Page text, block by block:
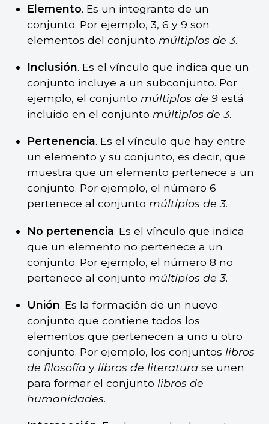
Elemento. Es un integrante de un
conjunto. Por ejemplo, 3, 6 y 9 son
elementos del conjunto múltiplos de 3.
Inclusión. Es el vínculo que indica que un
conjunto incluye a un subconjunto. Por
ejemplo, el conjunto múltiplos de 9está
incluido en el conjunto múltiplos de 3.
Pertenencia. Es el vínculo que hay entre
un elemento y su conjunto, es decir, que
muestra que un elemento pertenece a un
conjunto. Por ejemplo, el número 6
pertenece al conjunto múltiplos de 3.
No pertenencia. Es el vínculo que indica
que un elemento no pertenece a un
conjunto. Por ejemplo, el número 8 no
pertenece al conjunto múltiplos de 3.
Unión. Es la formación de un nuevo
conjunto que contiene todos los
elementos que pertenecen a uno u otro
conjunto. Por ejemplo, los conjuntos libros
de filosofía y libros de literatura se unen
para formar el conjunto libros de
humanidades.